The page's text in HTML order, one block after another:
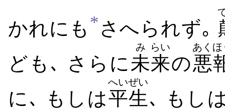
かれ​にも * さへ​られ​ず｡
ども､ さらに未
み
来
らい
の悪
あくほ
に､ もしは平生
へいぜい
､ もし